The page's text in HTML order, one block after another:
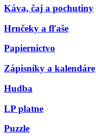
Káva, čaj a pochutiny
Hrnčeky a fľaše
Papiernictvo
Zápisníky a kalendáre
Hudba
LP platne
Puzzle